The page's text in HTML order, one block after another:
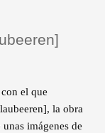
el que
la obra
imágenes de